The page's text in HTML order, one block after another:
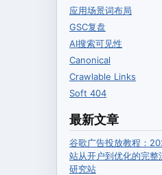
应用场景词布局
GSC复盘
AI搜索可见性
Canonical
Crawlable Links
Soft 404
最新文章
谷歌广告投放教程：
站从开户到优化的完整
研究站